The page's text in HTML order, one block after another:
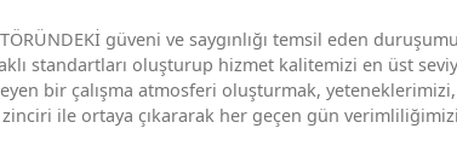
güveni ve saygınlığı temsil eden
standartları oluşturup hizmet kalitemizi en üst
bir çalışma atmosferi oluşturmak,
zinciri ile ortaya çıkararak her geçen gün